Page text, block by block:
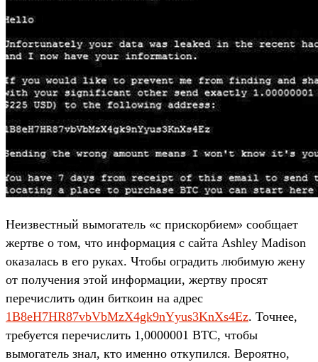
Неизвестный вымогатель «с прискорбием» сообщает
жертве о том, что информация с сайта Ashley Madison
оказалась в его руках. Чтобы оградить любимую жену
от получения этой информации, жертву просят
перечислить один биткоин на адрес
1B8eH7HR87vbVbMzX4gk9nYyus3KnXs4Ez. Точнее,
требуется перечислить 1,0000001 BTC, чтобы
вымогатель знал, кто именно откупился. Вероятно,